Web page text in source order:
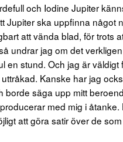
och Iodine Jupiter
Jupiter ska uppfinna något
att vända blad, för trots
undrar jag om det
en stund. Och jag är väldigt
Kanske har jag
borde säga upp mitt
med mig i åtanke.
att göra satir över de